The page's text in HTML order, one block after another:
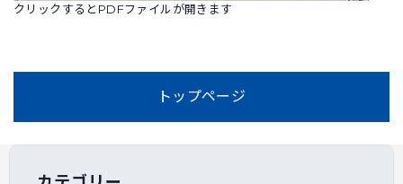
クリックするとPDFファイルが開きます
トップページ